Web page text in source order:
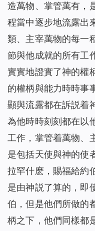
造萬物、掌管萬有，
程當中逐步地流露出
類、主宰萬物的每一
節與他成就的所有工
實實地證實了神的權
的權柄與能力時時事
顯與流露都在訴説着
為他時時刻刻都在以
工作，掌管着萬物、
是包括天使與神的使
拉罕什麽，賜福給約
是由神説了算的，即
伯，但是他們所做的
柄之下，他們同樣都